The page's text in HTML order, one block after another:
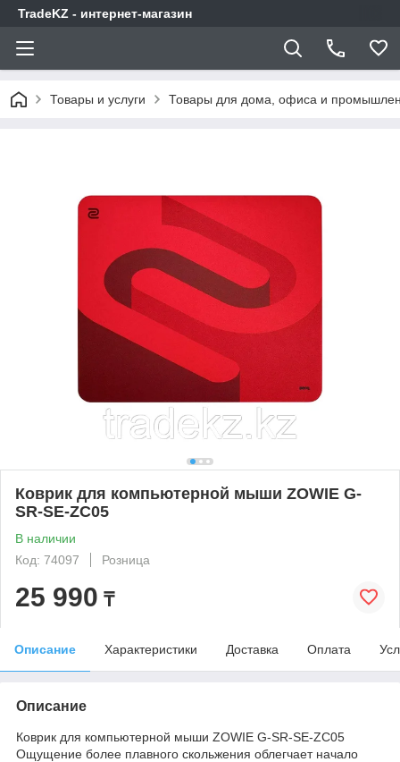
TradeKZ - интернет-магазин
Товары и услуги Товары для дома, офиса и
Коврик для компьютерной мыши ZOWIE G-
SR-SE-ZC05
В наличии
Код: 74097
Розница
25 990 ₸
Описание Характеристики Доставка Оплата
Описание
Коврик для компьютерной мыши ZOWIE G-SR-SE-ZC05
Ощущение более плавного скольжения облегчает начало